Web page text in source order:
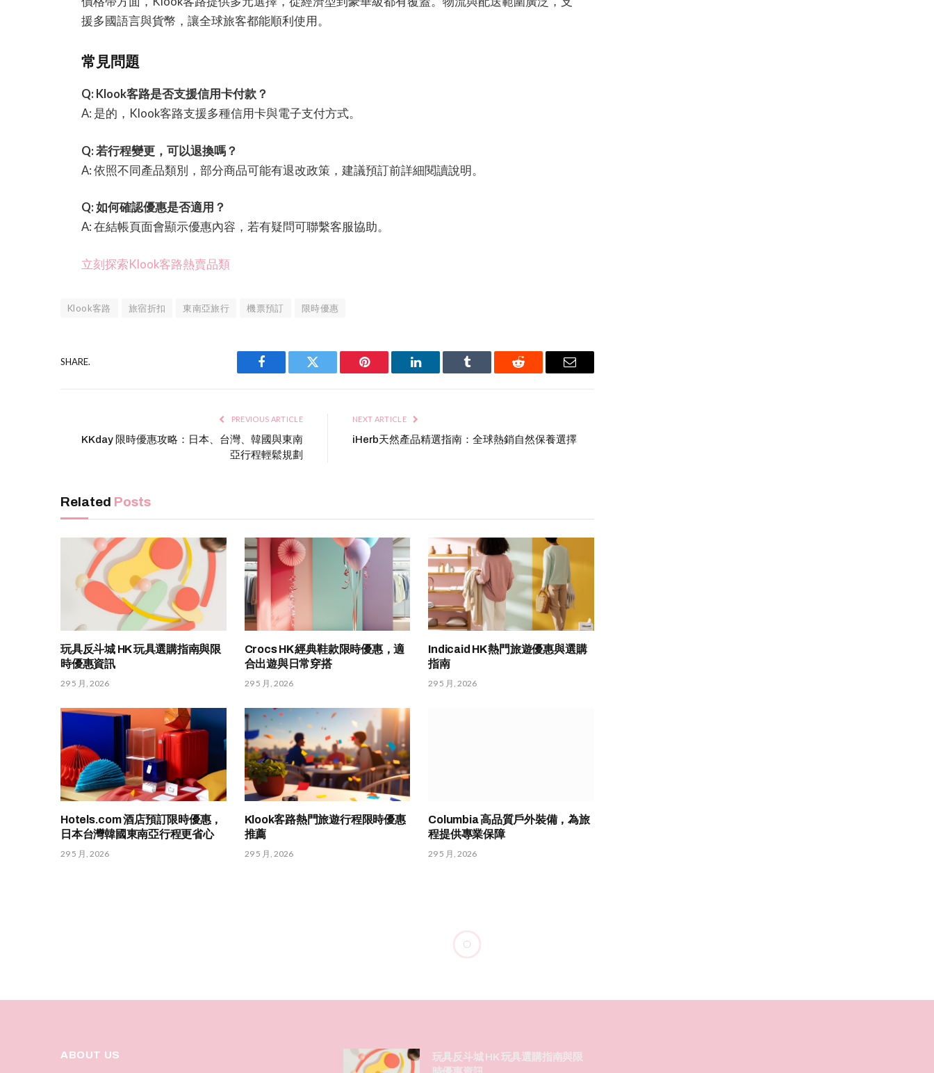
援多國語言與貨幣，讓全球旅客都能順利使用。
常見問題
Q: Klook客路是否支援信用卡付款？
A: 是的，Klook客路支援多種信用卡與電子支付方式。
Q: 若行程變更，可以退換嗎？
A: 依照不同產品類別，部分商品可能有退改政策，建議預訂前詳細閱讀說明。
Q: 如何確認優惠是否適用？
A: 在結帳頁面會顯示優惠內容，若有疑問可聯繫客服協助。
立刻探索Klook客路熱賣品類
Klook客路 旅宿折扣 東南亞旅行 機票預訂 限時優惠
SHARE.
Facebook Twitter Pinterest LinkedIn Tumblr Reddit Email
PREVIOUS ARTICLE
KKday 限時優惠攻略：日本、台灣、韓國與東南
亞行程輕鬆規劃
NEXT ARTICLE
iHerb天然產品精選指南：全球熱銷自然保養選擇
Related Posts
玩具反斗城 HK 玩具選購指南與限
時優惠資訊
29 5 月, 2026
Crocs HK 經典鞋款限時優惠，適
合出遊與日常穿搭
29 5 月, 2026
Indicaid HK 熱門旅遊優惠與選購
指南
29 5 月, 2026
Hotels.com 酒店預訂限時優惠，
日本台灣韓國東南亞行程更省心
29 5 月, 2026
Klook客路熱門旅遊行程限時優惠
推薦
29 5 月, 2026
Columbia 高品質戶外裝備，為旅
程提供專業保障
29 5 月, 2026
ABOUT US
玩具反斗城 HK 玩具選購指南與限